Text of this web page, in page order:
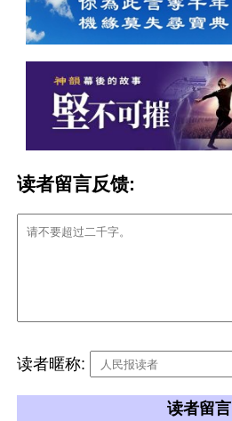
读者留言反馈:
读者暱称:
读者留言